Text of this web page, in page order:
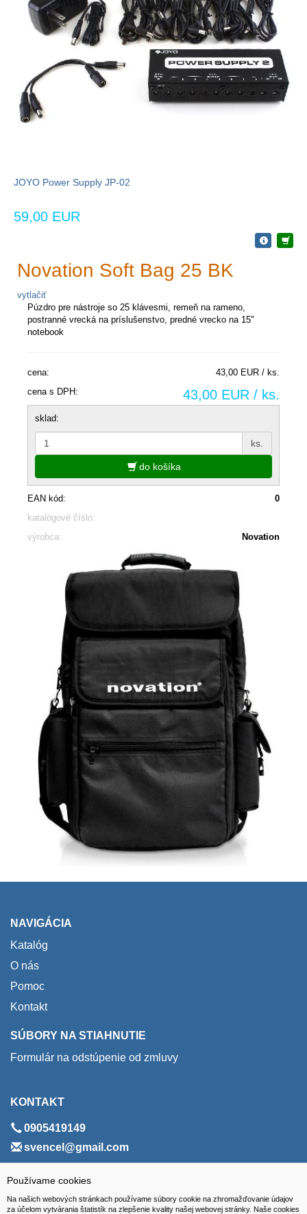
Používame cookies
Na našich webových stránkach používame súbory cookie na zhromažďovanie údajov
za účelom vytvárania štatistík na zlepšenie kvality našej webovej stránky. Naše cookies
JOYO Power Supply JP-02
59,00 EUR
Novation Soft Bag 25 BK
vytlačiť
Púzdro pre nástroje so 25 klávesmi, remeň na rameno,
postranné vrecká na príslušenstvo, predné vrecko na 15"
notebook
cena:
43,00 EUR / ks.
cena s DPH:
43,00 EUR / ks.
sklad:
ks.
do košíka
EAN kód:
0
katalógové číslo:
výrobca:
Novation
NAVIGÁCIA
Katalóg
O nás
Pomoc
Kontakt
SÚBORY NA STIAHNUTIE
Formulár na odstúpenie od zmluvy
KONTAKT
0905419149
svencel@gmail.com
ADRESA
VEST - tech s.r.o.